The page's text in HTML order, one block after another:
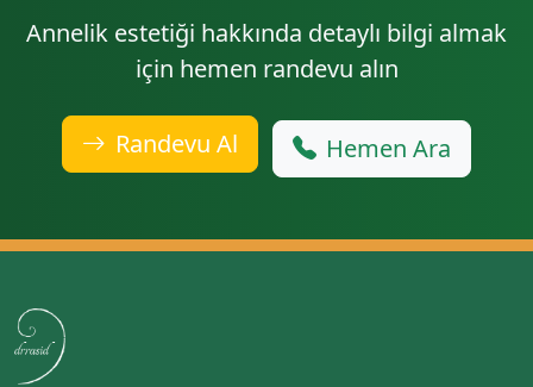
Annelik estetiği hakkında detaylı bilgi almak
için hemen randevu alın
Randevu Al Hemen Ara